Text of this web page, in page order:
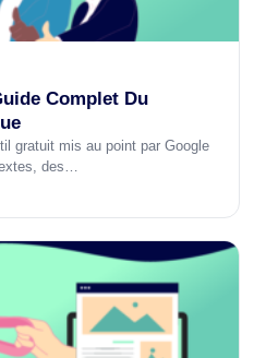
Complet Du
gratuit mis au point par Google
des…